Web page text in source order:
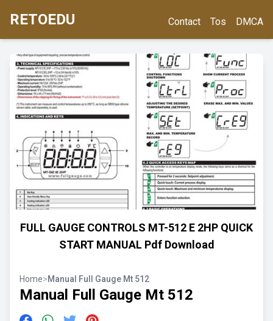
RETOEDU Contact Tos DMCA
FULL GAUGE CONTROLS MT-512 E 2HP QUICK
START MANUAL Pdf Download
Home>Manual Full Gauge Mt 512
Manual Full Gauge Mt 512